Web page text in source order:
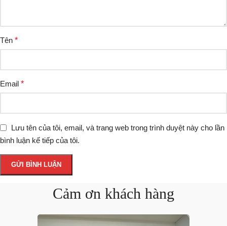
Tên *
Email *
Lưu tên của tôi, email, và trang web trong trình duyệt này cho lần
bình luận kế tiếp của tôi.
Cảm ơn khách hàng